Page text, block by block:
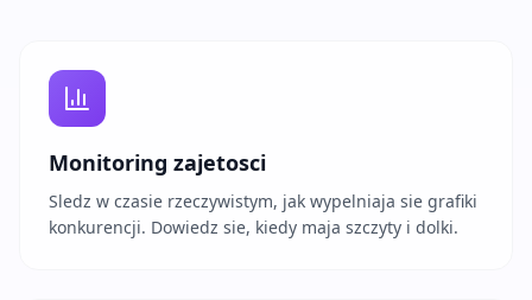
Monitoring zajetosci
Sledz w czasie rzeczywistym, jak wypelniaja sie grafiki
konkurencji. Dowiedz sie, kiedy maja szczyty i dolki.